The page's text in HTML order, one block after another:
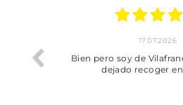
trobat
17.07.2026
Bien pero soy de
dejado recoger